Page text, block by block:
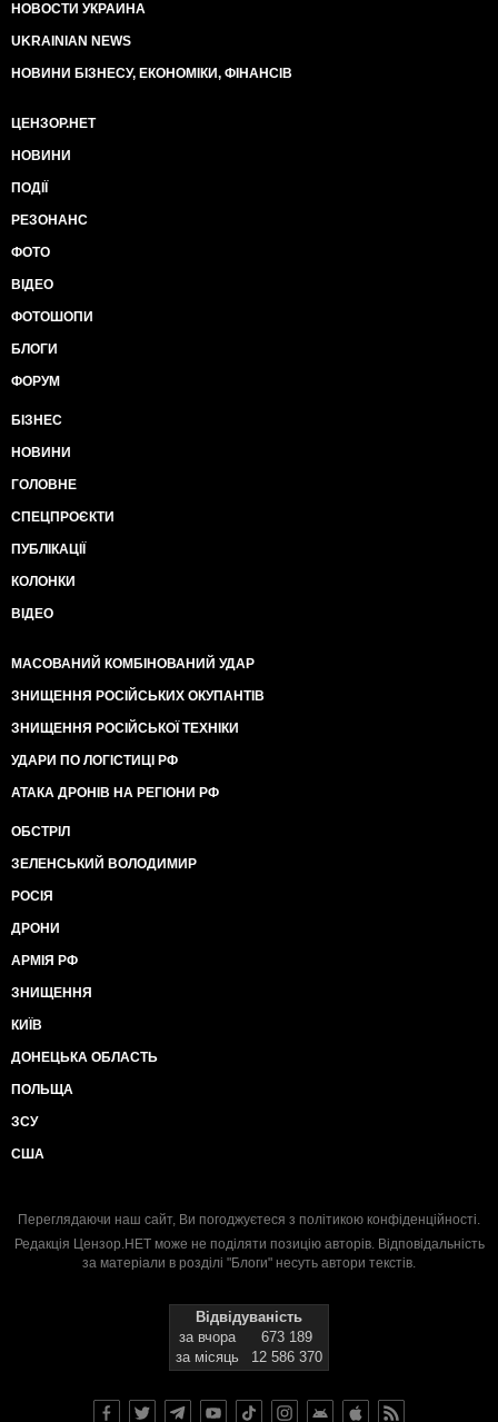
НОВОСТИ УКРАИНА
UKRAINIAN NEWS
НОВИНИ БІЗНЕСУ, ЕКОНОМІКИ, ФІНАНСІВ
ЦЕНЗОР.НЕТ
НОВИНИ
ПОДІЇ
РЕЗОНАНС
ФОТО
ВІДЕО
ФОТОШОПИ
БЛОГИ
ФОРУМ
БІЗНЕС
НОВИНИ
ГОЛОВНЕ
СПЕЦПРОЄКТИ
ПУБЛІКАЦІЇ
КОЛОНКИ
ВІДЕО
МАСОВАНИЙ КОМБІНОВАНИЙ УДАР
ЗНИЩЕННЯ РОСІЙСЬКИХ ОКУПАНТІВ
ЗНИЩЕННЯ РОСІЙСЬКОЇ ТЕХНІКИ
УДАРИ ПО ЛОГІСТИЦІ РФ
АТАКА ДРОНІВ НА РЕГІОНИ РФ
ОБСТРІЛ
ЗЕЛЕНСЬКИЙ ВОЛОДИМИР
РОСІЯ
ДРОНИ
АРМІЯ РФ
ЗНИЩЕННЯ
КИЇВ
ДОНЕЦЬКА ОБЛАСТЬ
ПОЛЬЩА
ЗСУ
США
Переглядаючи наш сайт, Ви погоджуєтеся з політикою конфіденційності.
Редакція Цензор.НЕТ може не поділяти позицію авторів. Відповідальність
за матеріали в розділі "Блоги" несуть автори текстів.
Відвідуваність
за вчора
673 189
за місяць
12 586 370